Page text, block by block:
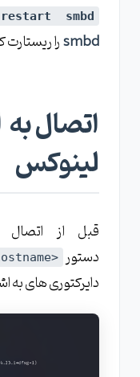
smbd
smbdرا ریستارت
اتصال به
لینوکس
قبل از اتصال
دستور <sudo smblient -L <hostname
دایرکتوری های به